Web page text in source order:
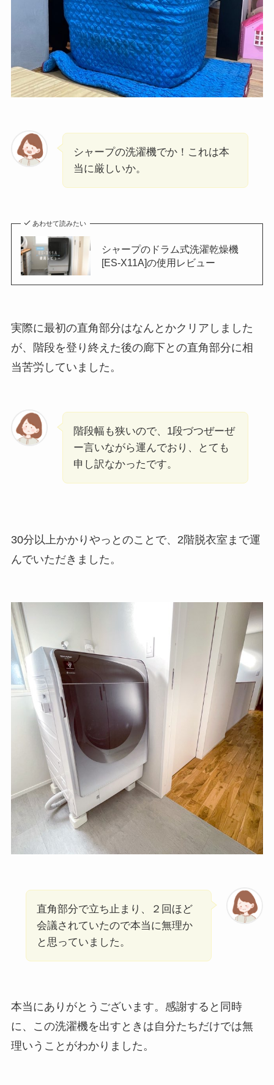
シャープの洗濯機でか！これは本
当に厳しいか。
あわせて読みたい
シャープのドラム式洗濯乾燥機
[ES-X11A]の使用レビュー
実際に最初の直角部分はなんとかクリアしました
が、階段を登り終えた後の廊下との直角部分に相
当苦労していました。
階段幅も狭いので、1段づつぜーぜ
ー言いながら運んでおり、とても
申し訳なかったです。
30分以上かかりやっとのことで、2階脱衣室まで運
んでいただきました。
直角部分で立ち止まり、２回ほど
会議されていたので本当に無理か
と思っていました。
本当にありがとうございます。感謝すると同時
に、この洗濯機を出すときは自分たちだけでは無
理いうことがわかりました。